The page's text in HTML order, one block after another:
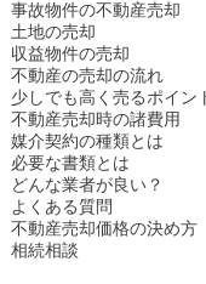
事故物件の不動産売却
土地の売却
収益物件の売却
不動産の売却の流れ
少しでも高く売るポイン
不動産売却時の諸費用
媒介契約の種類とは
必要な書類とは
どんな業者が良い？
よくある質問
不動産売却価格の決め方
相続相談